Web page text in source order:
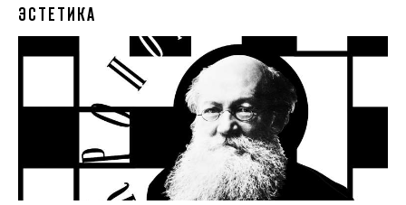
ЭСТЕТИКА